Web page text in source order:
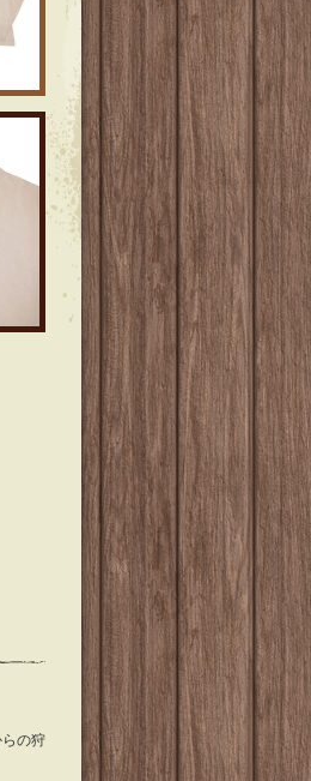
の狩